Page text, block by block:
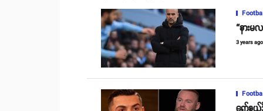
“နား
3 years ago